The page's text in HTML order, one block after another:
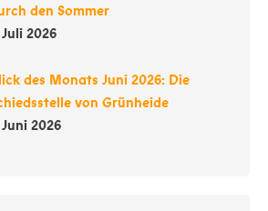
den Sommer
Juli 2026
des Monats Juni 2026: Die
von Grünheide
Juni 2026